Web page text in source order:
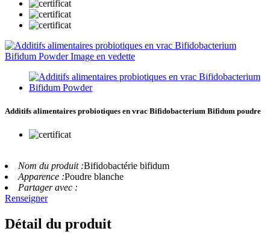
Additifs alimentaires probiotiques en vrac Bifidobacterium Bifidum poudre
Nom du produit :Bifidobactérie bifidum
Apparence :Poudre blanche
Partager avec :
Renseigner
Détail du produit